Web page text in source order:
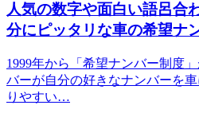
人気の数字や面白い語呂合
分にピッタリな車の希望ナ
1999年から「希望ナンバー制度
バーが自分の好きなナンバーを
りやすい…